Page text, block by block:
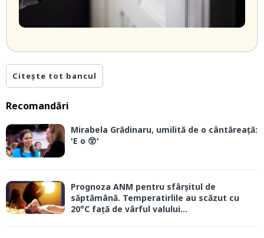
Citește tot bancul
Recomandări
Mirabela Grădinaru, umilită de o cântăreață:
'E o 😲'
Prognoza ANM pentru sfârșitul de
săptămână. Temperatirlile au scăzut cu
20°C față de vârful valului...